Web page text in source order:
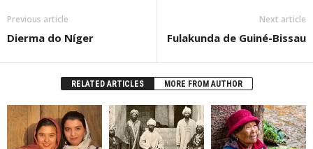
Previous article
Dierma do Níger
Next article
Fulakunda de Guiné-Bissau
RELATED ARTICLES MORE FROM AUTHOR